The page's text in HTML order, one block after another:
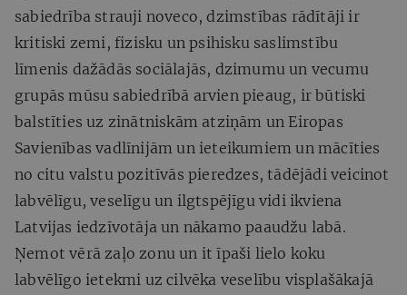
sabiedrība strauji noveco, dzimstības rādītāji ir
kritiski zemi, fizisku un psihisku saslimstību
līmenis dažādās sociālajās, dzimumu un vecumu
grupās mūsu sabiedrībā arvien pieaug, ir būtiski
balstīties uz zinātniskām atziņām un Eiropas
Savienības vadlīnijām un ieteikumiem un mācīties
no citu valstu pozitīvās pieredzes, tādējādi veicinot
labvēlīgu, veselīgu un ilgtspējīgu vidi ikviena
Latvijas iedzīvotāja un nākamo paaudžu labā.
Ņemot vērā zaļo zonu un it īpaši lielo koku
labvēlīgo ietekmi uz cilvēka veselību visplašākajā